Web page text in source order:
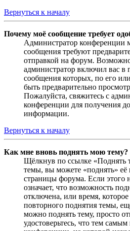
Вернуться к началу
Почему моё сообщение требует
Администратор конференции
сообщения требуют
отправкой на форум.
администратор включил вас в
сообщения которых, по его
быть предварительно
Пожалуйста, свяжитесь с
конференции для получения
информации.
Вернуться к началу
Как мне вновь поднять мою тему?
Щёлкнув по ссылке «Поднять
темы, вы можете «поднять»
страницы форума. Если этого
означает, что возможность
отключена, или время,
повторного поднятия темы,
можно поднять тему, просто
удостоверьтесь, что тем